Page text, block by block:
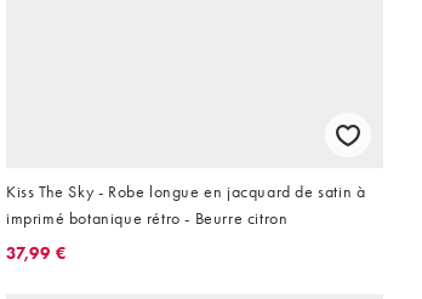
Kiss The Sky - Robe longue en jacquard de satin à
imprimé botanique rétro - Beurre citron
37,99 €